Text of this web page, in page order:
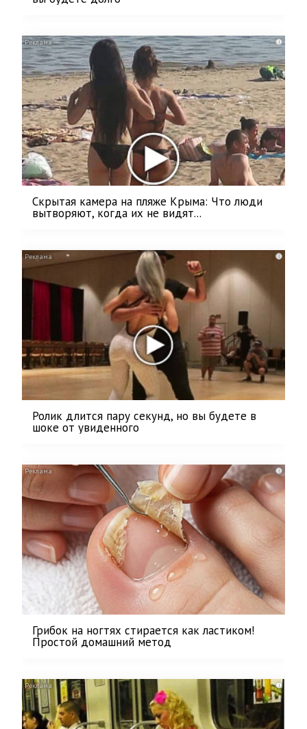
i
Скрытая камера на пляже Крыма: Что люди
вытворяют, когда их не видят...
i
Ролик длится пару секунд, но вы будете в
шоке от увиденного
i
Грибок на ногтях стирается как ластиком!
Простой домашний метод
i